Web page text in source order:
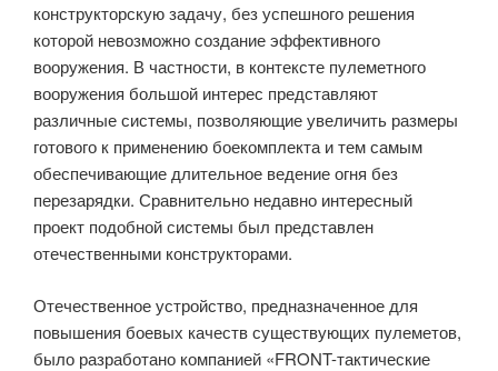
конструкторскую задачу, без успешного решения
которой невозможно создание эффективного
вооружения. В частности, в контексте пулеметного
вооружения большой интерес представляют
различные системы, позволяющие увеличить размеры
готового к применению боекомплекта и тем самым
обеспечивающие длительное ведение огня без
перезарядки. Сравнительно недавно интересный
проект подобной системы был представлен
отечественными конструкторами.
Отечественное устройство, предназначенное для
повышения боевых качеств существующих пулеметов,
было разработано компанией «FRONT-тактические